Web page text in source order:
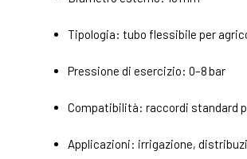
Tipologia: tubo flessibile per
Pressione di esercizio: 0–8 bar
Compatibilità: raccordi standard
Applicazioni: irrigazione,